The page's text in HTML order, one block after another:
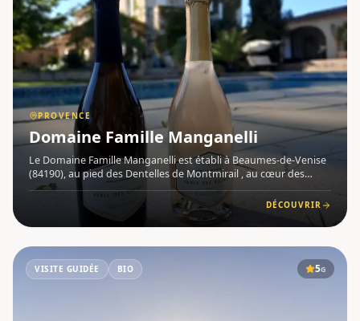
PROVENCE
Domaine Famille Manganelli
Le Domaine Famille Manganelli est établi à Beaumes-de-Venise
(84190), au pied des Dentelles de Montmirail , au cœur des
Côtes du Rhône méridionales en Provence . Entreprise
véritablement familiale, le domaine perpétue une tradition
DÉCOUVRIR
VISITE GUIDÉE BIO 5G